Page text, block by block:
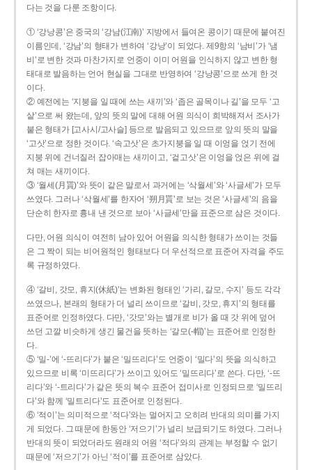
다는 것을 다룬 조항이다.
① ‘강낭콩’은 중국의 ‘강남(江南)’ 지방에서 들여온 콩이기 때문에 붙여진
이름인데, ‘강남’의 형태가 변하여 ‘강낭’이 되었다. 제9항의 ‘남비’가 ‘냄
비’로 변한 것과 마찬가지로 언중이 이미 어원을 인식하지 않고 변한 형
태대로 발음하는 언어 현실을 그대로 반영하여 ‘강낭콩’으로 쓰게 한 것
이다.
② 예전에는 ‘지붕을 일 때에 쓰는 새끼’와 ‘좁은 골목이나 길’을 모두 ‘고
샅’으로 써 왔는데, 앞의 뜻의 말에 대해 어원 의식이 희박해져서 조사가
붙은 형태가 [고사시/고사슬] 등으로 발음되고 있으므로 앞의 뜻의 말을
‘고삿’으로 정한 것이다. ‘속고삿’은 초가지붕을 일 때 이엉을 얹기 전에
지붕 위에 건너질러 잡아매는 새끼이고, ‘겉고삿’은 이엉을 얹은 위에 걸
쳐 매는 새끼이다.
③ ‘월세(月貰)’와 뜻이 같은 말로서 과거에는 ‘삭월세’와 ‘사글세’가 모두
쓰였다. 그러나 ‘삭월세’를 한자어 ‘朔月貰’로 보는 것은 ‘사글세’의 음을
단순히 한자로 흉내 낸 것으로 보아 ‘사글세’만을 표준으로 삼은 것이다.
다만, 어원 의식이 여전히 남아 있어 어원을 의식한 형태가 쓰이는 것들
은 그 짝이 되는 비어원적인 형태보다 더 우선적으로 표준어 자격을 주도
록 규정하였다.
④ ‘갈비, 갓모, 휴지(休紙)’는 변화된 형태인 ‘가리, 갈모, 수지’ 등도 각각
쓰였으나, 본래의 형태가 더 널리 쓰이므로 ‘갈비, 갓모, 휴지’의 형태를
표준어로 인정하였다. 다만, ‘갓모’와는 별개로 비가 올 때 갓 위에 덮어
쓰던 고깔 비슷하게 생긴 물건을 뜻하는 ‘갈모(-帽)’는 표준어로 인정한
다.
⑤ ‘밀-’에 ‘-뜨리다’가 붙은 ‘밀뜨리다’도 언중이 ‘밀다’의 뜻을 의식하고
있으므로 비록 ‘미뜨리다’가 쓰이고 있어도 ‘밀뜨리다’로 쓴다. 다만, ‘-뜨
리다’와 ‘-트리다’가 같은 뜻의 복수 표준어 접미사로 인정되므로 ‘밀뜨리
다’와 함께 ‘밀트리다’도 표준어로 인정된다.
⑥ ‘적이’는 의미적으로 ‘적다’와는 멀어지고 오히려 반대의 의미를 가지
게 되었다. 그 때문에 한동안 ‘저으기’가 널리 보급되기도 하였다. 그러나
반대의 뜻이 되었더라도 원래의 어원 ‘적다’와의 관계는 부정할 수 없기
때문에 ‘저으기’가 아닌 ‘적이’를 표준어로 삼았다.